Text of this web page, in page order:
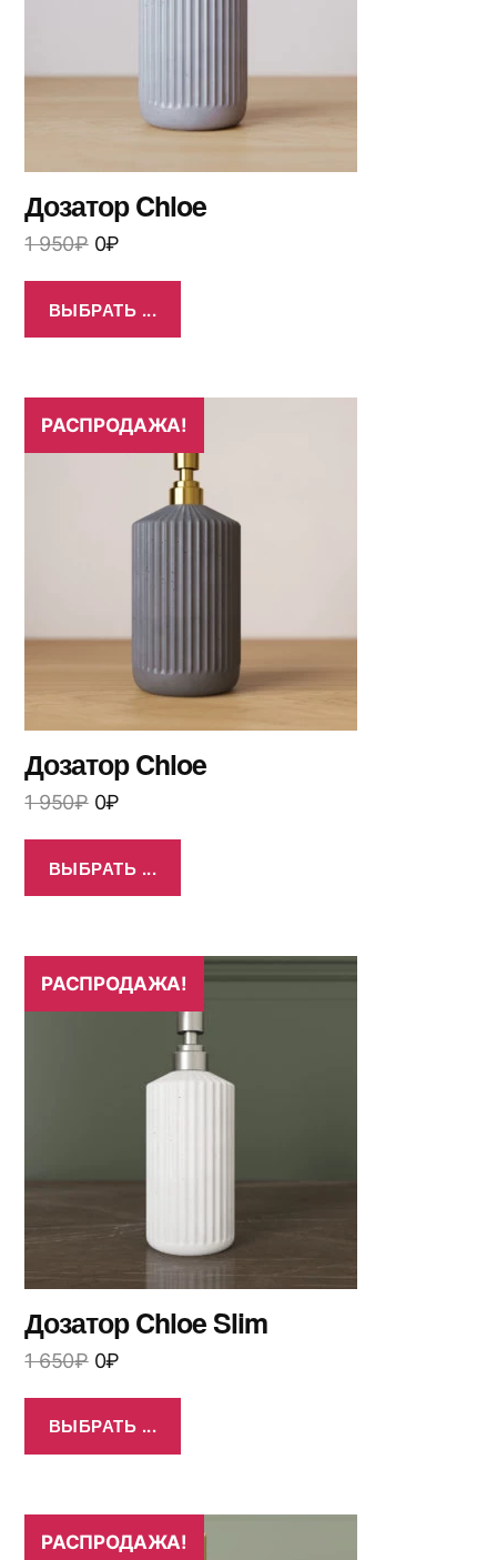
Дозатор Chloe
1 950₽ 0₽
ВЫБРАТЬ ...
РАСПРОДАЖА!
Дозатор Chloe
1 950₽ 0₽
ВЫБРАТЬ ...
РАСПРОДАЖА!
Дозатор Chloe Slim
1 650₽ 0₽
ВЫБРАТЬ ...
РАСПРОДАЖА!